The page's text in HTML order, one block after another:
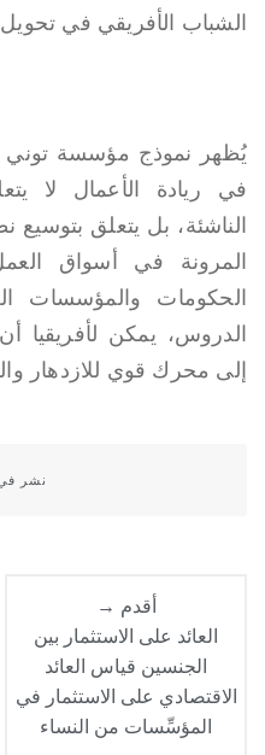
الشباب الأفريقي في
يُظهر نموذج مؤسسة توني
في ريادة الأعمال لا
الناشئة، بل يتعلق
المرونة في أسواق
الحكومات والمؤسسات
الدروس، يمكن لأفريقيا
إلى محرك قوي للازدهار
نشر
أقدم →
العائد على الاستثمار بين
الجنسين قياس العائد
الاقتصادي على الاستثمار في
المؤسِّسات من النساء